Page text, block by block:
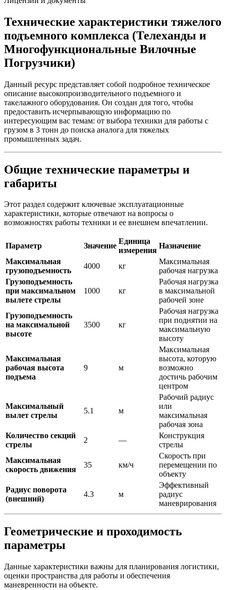
Технические характеристики тяжелого
подъемного комплекса (Телеханды и
Многофункциональные Вилочные
Погрузчики)
Данный ресурс представляет собой подробное техническое
описание высокопроизводительного подъемного и
такелажного оборудования. Он создан для того, чтобы
предоставить исчерпывающую информацию по
интересующим вас темам: от выбора техники для работы с
грузом в 3 тонн до поиска аналога для тяжелых
промышленных задач.
Общие технические параметры и
габариты
Этот раздел содержит ключевые эксплуатационные
характеристики, которые отвечают на вопросы о
возможностях работы техники и ее внешнем впечатлении.
Параметр Значение
Единица
измерения
Назначение
Максимальная
грузоподъемность
4000 кг
Максимальная
рабочая нагрузка
Грузоподъемность
при максимальном
вылете стрелы
1000 кг
Рабочая нагрузка
в максимальной
рабочей зоне
Грузоподъемность
на максимальной
высоте
3500 кг
Рабочая нагрузка
при поднятии на
максимальную
высоту
Максимальная
рабочая высота
подъема
9 м
Максимальная
высота, которую
возможно
достичь рабочим
центром
Максимальный
вылет стрелы
5.1 м
Рабочий радиус
или
максимальная
рабочая зона
Количество секций
стрелы
2 —
Конструкция
стрелы
Максимальная
скорость движения
35 км/ч
Скорость при
перемещении по
объекту
Радиус поворота
(внешний)
4.3 м
Эффективный
радиус
маневрирования
Геометрические и проходимость
параметры
Данные характеристики важны для планирования логистики,
оценки пространства для работы и обеспечения
маневренности на объекте.